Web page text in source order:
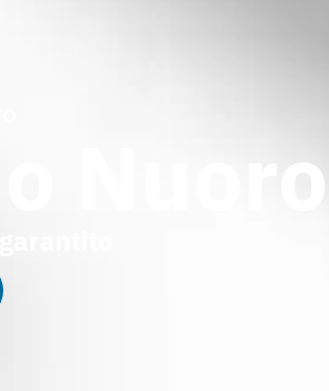
Nuoro